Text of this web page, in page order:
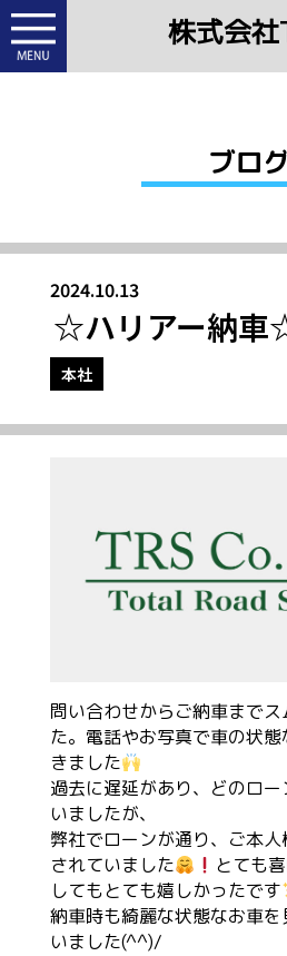
株式会社
ブロ
2024.10.13
☆ハリアー納
本社
問い合わせからご納車まで
た。電話やお写真で車の状
きました
過去に遅延があり、どのロ
いましたが、
弊社でローンが通り、ご本
されていました
とても
してもとても嬉しかったです
納車時も綺麗な状態なお車
いました(^^)/